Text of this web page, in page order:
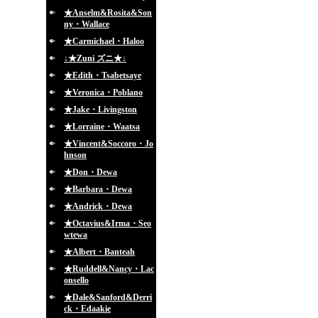
★Anselm&Rosita&Son
ny・Wallace
★Carmichael・Haloo
↓★Zuni ズニ★↓
★Edith・Tsabetsaye
★Veronica・Poblano
★Jake・Livingston
★Lorraine・Waatsa
★Vincent&Soccoro・Jo
hnson
★Don・Dewa
★Barbara・Dewa
★Andrick・Dewa
★Octavius&Irma・Seo
wtewa
★Albert・Banteah
★Ruddell&Nancy・Lac
onsello
★Dale&Sanford&Derri
ck・Edaakie